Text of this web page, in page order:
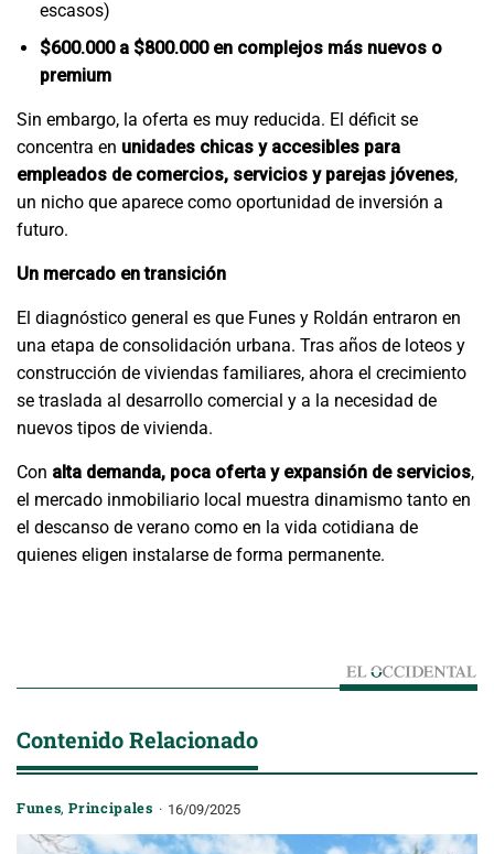
escasos)
$600.000 a $800.000 en complejos más nuevos o
premium
Sin embargo, la oferta es muy reducida. El déficit se
concentra en unidades chicas y accesibles para
empleados de comercios, servicios y parejas jóvenes,
un nicho que aparece como oportunidad de inversión a
futuro.
Un mercado en transición
El diagnóstico general es que Funes y Roldán entraron en
una etapa de consolidación urbana. Tras años de loteos y
construcción de viviendas familiares, ahora el crecimiento
se traslada al desarrollo comercial y a la necesidad de
nuevos tipos de vivienda.
Con alta demanda, poca oferta y expansión de servicios,
el mercado inmobiliario local muestra dinamismo tanto en
el descanso de verano como en la vida cotidiana de
quienes eligen instalarse de forma permanente.
Contenido Relacionado
Funes,Principales 16/09/2025